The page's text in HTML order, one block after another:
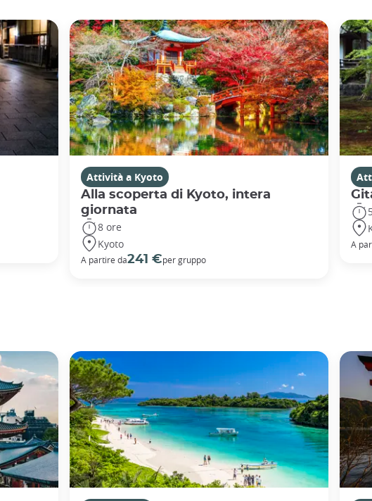
Attività a Kyoto
Alla scoperta di Kyoto, intera
giornata
8 ore
Kyoto
A partire da241 €per gruppo
A